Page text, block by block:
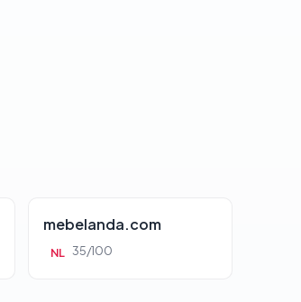
mebelanda.com
NL 35/100